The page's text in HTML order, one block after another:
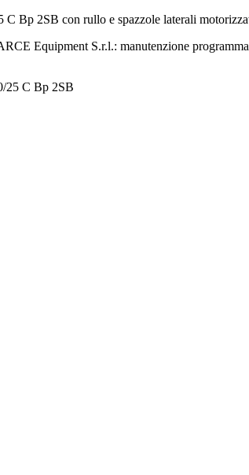
C Bp 2SB con rullo e spazzole laterali
Equipment S.r.l.: manutenzione
25 C Bp 2SB